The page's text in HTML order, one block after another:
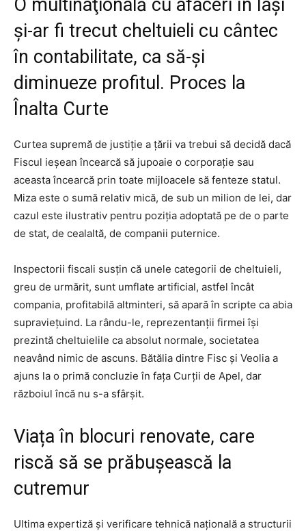
O multinaţională cu afaceri în Iaşi
şi-ar fi trecut cheltuieli cu cântec
în contabilitate, ca să-şi
diminueze profitul. Proces la
Înalta Curte
Curtea supremă de justiţie a ţării va trebui să decidă dacă
Fiscul ieşean încearcă să jupoaie o corporaţie sau
aceasta încearcă prin toate mijloacele să fenteze statul.
Miza este o sumă relativ mică, de sub un milion de lei, dar
cazul este ilustrativ pentru poziţia adoptată pe de o parte
de stat, de cealaltă, de companii puternice.
Inspectorii fiscali susţin că unele categorii de cheltuieli,
greu de urmărit, sunt umflate artificial, astfel încât
compania, profitabilă altminteri, să apară în scripte ca abia
supravieţuind. La rându-le, reprezentanţii firmei îşi
prezintă cheltuielile ca absolut normale, societatea
neavând nimic de ascuns. Bătălia dintre Fisc şi Veolia a
ajuns la o primă concluzie în faţa Curţii de Apel, dar
războiul încă nu s-a sfârşit.
Viața în blocuri renovate, care
riscă să se prăbușească la
cutremur
Ultima expertiză și verificare tehnică națională a structurii